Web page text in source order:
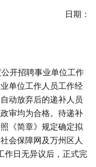
日期：
开招聘事业单位工作
单位工作人员工作经
动放弃后的递补人员
审均为合格。待递补
《简章》规定确定拟
会保障网及万州区人
作日无异议后，正式完